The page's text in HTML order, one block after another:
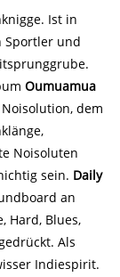
Ist in
Sportler und
Oumuamua
dem
Noisoluten
sein. Daily
an
Hard, Blues,
Als
Indiespirit.